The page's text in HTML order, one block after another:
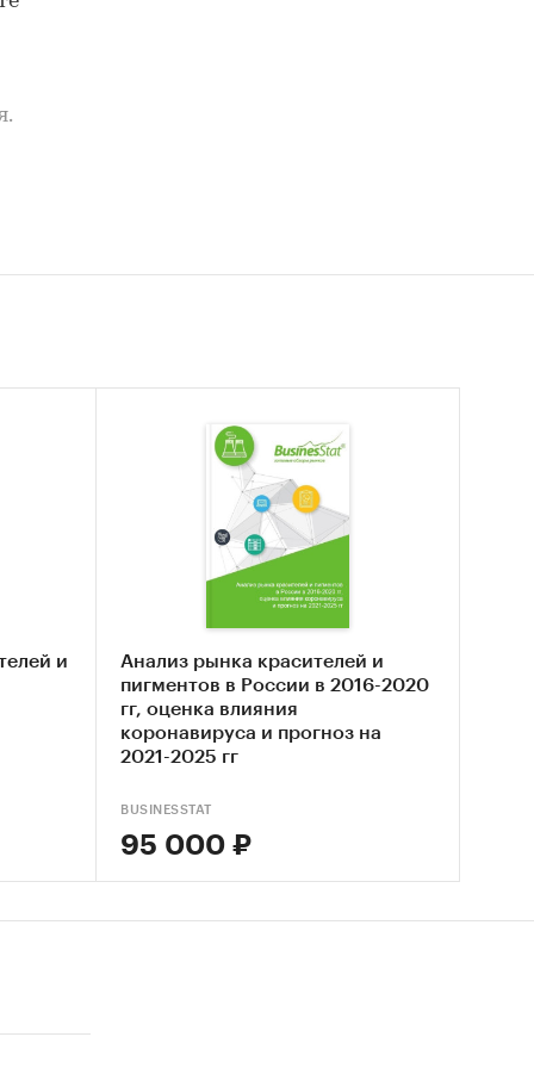
2020-
и
Анализ рынка красителей и
пигментов в России в 2016-2020
гг, оценка влияния
коронавируса и прогноз на
2021-2025 гг
BUSINESSTAT
95 000 ₽